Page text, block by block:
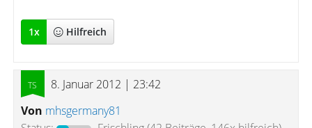
1x Hilfreich
8. Januar 2012 | 23:42
Von mhsgermany81